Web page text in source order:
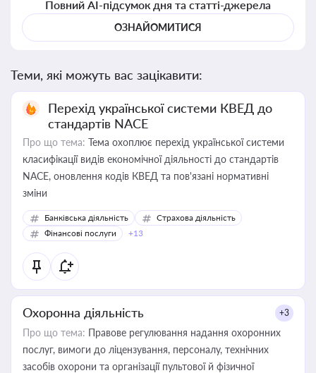
Повний AI-підсумок дня та статті-джерела
ОЗНАЙОМИТИСЯ
Теми, які можуть вас зацікавити:
Перехід української системи КВЕД до
стандартів NACE
Про що тема: Тема охоплює перехід української системи
класифікації видів економічної діяльності до стандартів
NACE, оновлення кодів КВЕД та пов'язані нормативні
зміни
Банківська діяльність
Страхова діяльність
Фінансові послуги
+13
Охоронна діяльність +3
Про що тема: Правове регулювання надання охоронних
послуг, вимоги до ліцензування, персоналу, технічних
засобів охорони та організації пультової й фізичної